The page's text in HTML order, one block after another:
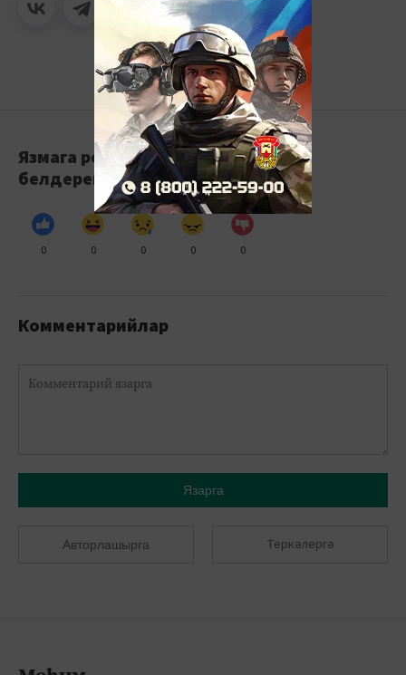
Язмага реакция
белдерегез
0 0 0 0 0
Комментарийлар
Язарга
Авторлашырга Теркәлергә